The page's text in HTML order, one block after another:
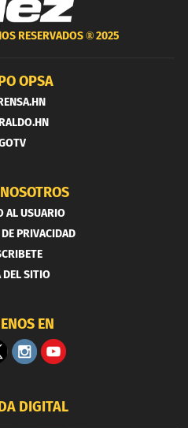
RESERVADOS ®2025
OPSA
AL USUARIO
PRIVACIDAD
DEL SITIO
EN
DIGITAL